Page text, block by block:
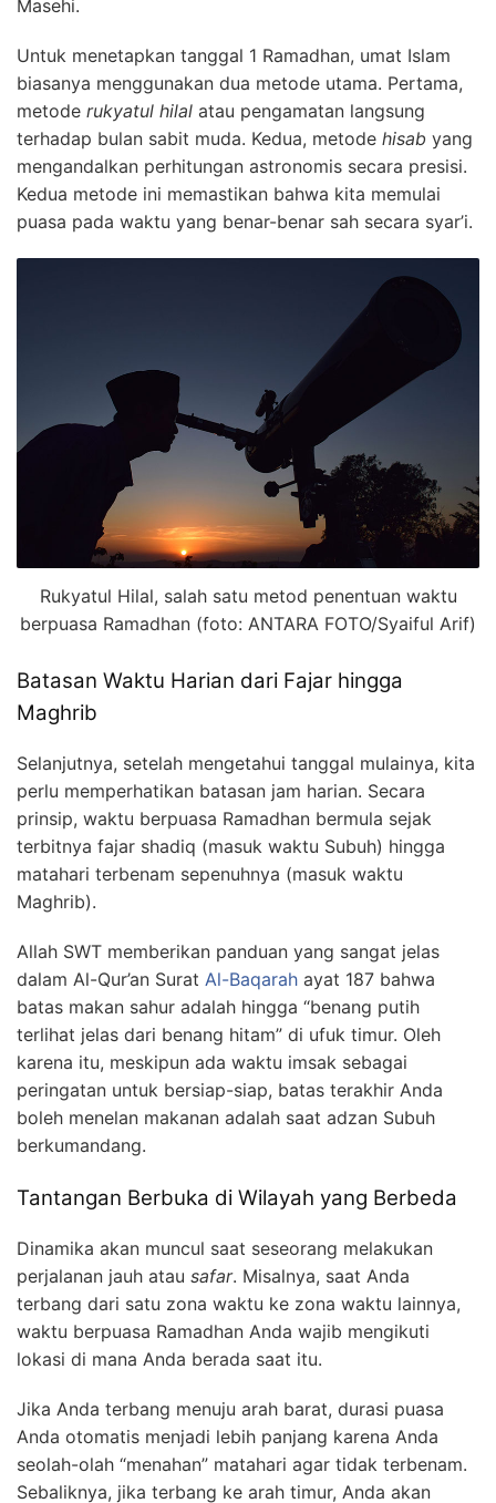
Masehi.
Untuk menetapkan tanggal 1 Ramadhan, umat Islam
biasanya menggunakan dua metode utama. Pertama,
metode rukyatul hilal atau pengamatan langsung
terhadap bulan sabit muda. Kedua, metode hisab yang
mengandalkan perhitungan astronomis secara presisi.
Kedua metode ini memastikan bahwa kita memulai
puasa pada waktu yang benar-benar sah secara syar’i.
Rukyatul Hilal, salah satu metod penentuan waktu
berpuasa Ramadhan (foto: ANTARA FOTO/Syaiful Arif)
Batasan Waktu Harian dari Fajar hingga
Maghrib
Selanjutnya, setelah mengetahui tanggal mulainya, kita
perlu memperhatikan batasan jam harian. Secara
prinsip, waktu berpuasa Ramadhan bermula sejak
terbitnya fajar shadiq (masuk waktu Subuh) hingga
matahari terbenam sepenuhnya (masuk waktu
Maghrib).
Allah SWT memberikan panduan yang sangat jelas
dalam Al-Qur’an Surat Al-Baqarah ayat 187 bahwa
batas makan sahur adalah hingga “benang putih
terlihat jelas dari benang hitam” di ufuk timur. Oleh
karena itu, meskipun ada waktu imsak sebagai
peringatan untuk bersiap-siap, batas terakhir Anda
boleh menelan makanan adalah saat adzan Subuh
berkumandang.
Tantangan Berbuka di Wilayah yang Berbeda
Dinamika akan muncul saat seseorang melakukan
perjalanan jauh atau safar. Misalnya, saat Anda
terbang dari satu zona waktu ke zona waktu lainnya,
waktu berpuasa Ramadhan Anda wajib mengikuti
lokasi di mana Anda berada saat itu.
Jika Anda terbang menuju arah barat, durasi puasa
Anda otomatis menjadi lebih panjang karena Anda
seolah-olah “menahan” matahari agar tidak terbenam.
Sebaliknya, jika terbang ke arah timur, Anda akan